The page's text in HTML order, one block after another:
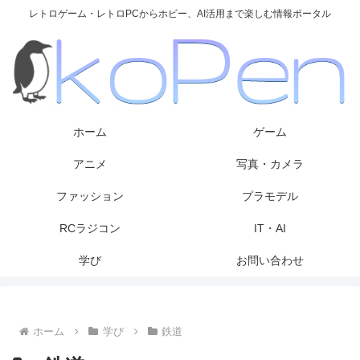
レトロゲーム・レトロPCからホビー、AI活用まで楽しむ情報ポータル
ホーム ゲーム
アニメ 写真・カメラ
ファッション プラモデル
RCラジコン IT・AI
学び お問い合わせ
ホーム 学び 鉄道